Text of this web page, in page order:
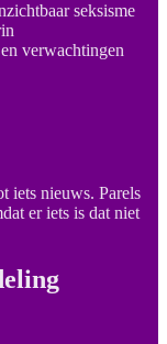
seksisme
verwachtingen
iets nieuws. Parels
er iets is dat niet